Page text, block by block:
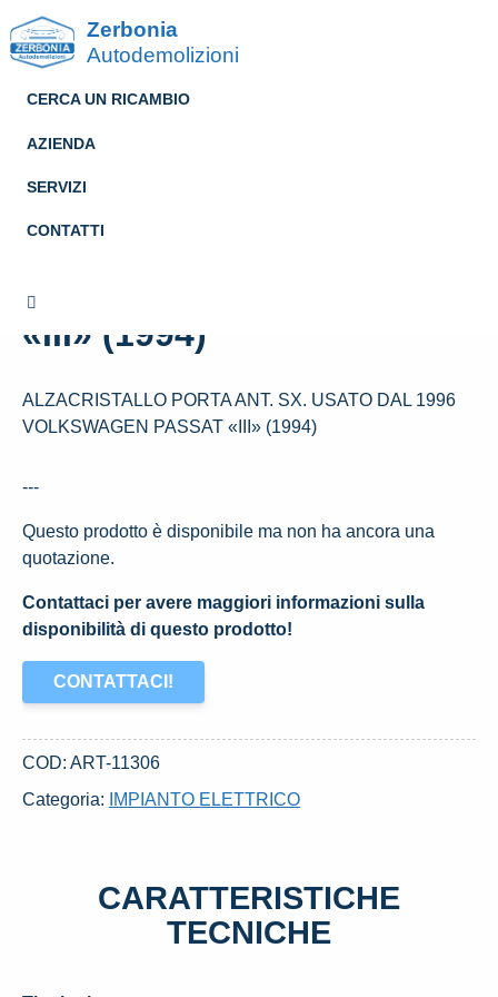
Zerbonia
Autodemolizioni
CERCA UN RICAMBIO
AZIENDA
SERVIZI
CONTATTI
ALZACRISTALLO PORTA
VOLKSWAGEN PASSAT
«III» (1994)
ALZACRISTALLO PORTA ANT. SX. USATO DAL 1996
VOLKSWAGEN PASSAT «III» (1994)
---
Questo prodotto è disponibile ma non ha ancora una
quotazione.
Contattaci per avere maggiori informazioni sulla
disponibilità di questo prodotto!
CONTATTACI!
COD: ART-11306
Categoria:
IMPIANTO ELETTRICO
CARATTERISTICHE
TECNICHE